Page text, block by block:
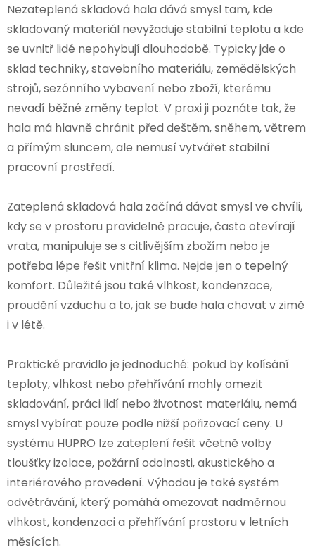
Nezateplená skladová hala dává smysl tam, kde
skladovaný materiál nevyžaduje stabilní teplotu a kde
se uvnitř lidé nepohybují dlouhodobě. Typicky jde o
sklad techniky, stavebního materiálu, zemědělských
strojů, sezónního vybavení nebo zboží, kterému
nevadí běžné změny teplot. V praxi ji poznáte tak, že
hala má hlavně chránit před deštěm, sněhem, větrem
a přímým sluncem, ale nemusí vytvářet stabilní
pracovní prostředí.
Zateplená skladová hala začíná dávat smysl ve chvíli,
kdy se v prostoru pravidelně pracuje, často otevírají
vrata, manipuluje se s citlivějším zbožím nebo je
potřeba lépe řešit vnitřní klima. Nejde jen o tepelný
komfort. Důležité jsou také vlhkost, kondenzace,
proudění vzduchu a to, jak se bude hala chovat v zimě
i v létě.
Praktické pravidlo je jednoduché: pokud by kolísání
teploty, vlhkost nebo přehřívání mohly omezit
skladování, práci lidí nebo životnost materiálu, nemá
smysl vybírat pouze podle nižší pořizovací ceny. U
systému HUPRO lze zateplení řešit včetně volby
tloušťky izolace, požární odolnosti, akustického a
interiérového provedení. Výhodou je také systém
odvětrávání, který pomáhá omezovat nadměrnou
vlhkost, kondenzaci a přehřívání prostoru v letních
měsících.